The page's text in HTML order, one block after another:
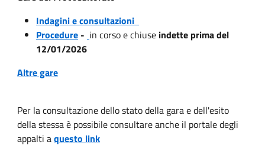
Indagini e consultazioni
Procedure- in corso e chiuse indette prima del
12/01/2026
Altre gare
Per la consultazione dello stato della gara e dell'esito
della stessa è possibile consultare anche il portale degli
appalti aquesto link